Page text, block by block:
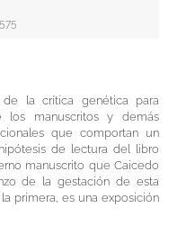
la crítica genética para
los manuscritos y demás
que comportan un
de lectura del libro
manuscrito que Caicedo
de la gestación de esta
primera, es una exposición